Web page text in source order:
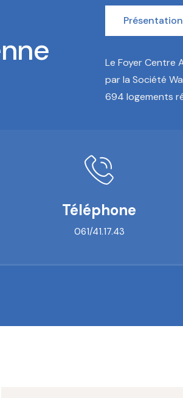
Présentation
Le Foyer Centre
par la Société
694 logements
Téléphone
061/41.17.43